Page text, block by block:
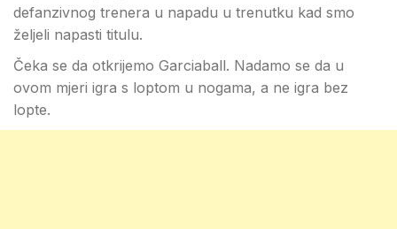
defanzivnog trenera u napadu u trenutku kad smo
željeli napasti titulu.
Čeka se da otkrijemo Garciaball. Nadamo se da u
ovom mjeri igra s loptom u nogama, a ne igra bez
lopte.